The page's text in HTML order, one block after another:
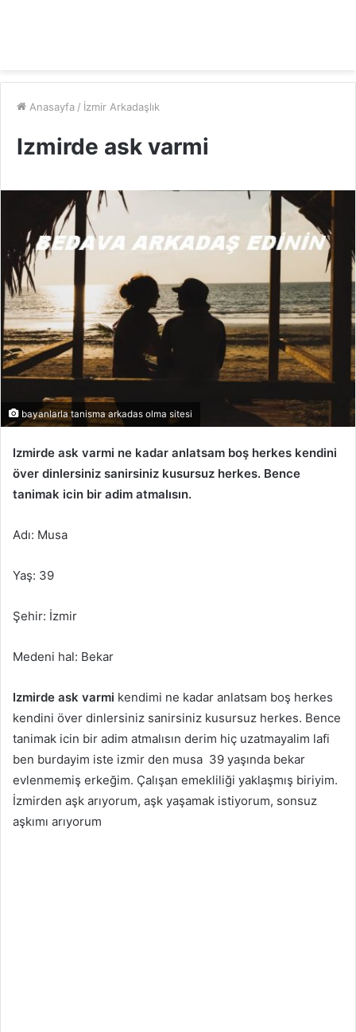
Anasayfa / İzmir Arkadaşlık
Izmirde ask varmi
bayanlarla tanisma arkadas olma sitesi
Izmirde ask varmi ne kadar anlatsam boş herkes kendini
över dinlersiniz sanirsiniz kusursuz herkes. Bence
tanimak icin bir adim atmalısın.
Adı: Musa
Yaş: 39
Şehir: İzmir
Medeni hal: Bekar
Izmirde ask varmi kendimi ne kadar anlatsam boş herkes
kendini över dinlersiniz sanirsiniz kusursuz herkes. Bence
tanimak icin bir adim atmalısın derim hiç uzatmayalim lafi
ben burdayim iste izmir den musa 39 yaşında bekar
evlenmemiş erkeğim. Çalışan emekliliği yaklaşmış biriyim.
İzmirden aşk arıyorum, aşk yaşamak istiyorum, sonsuz
aşkımı arıyorum